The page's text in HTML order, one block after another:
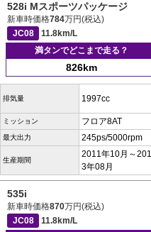
528i Mスポーツパッケージ
新車時価格784万円(税込)
JC08
11.8km/L
満タンでどこまで走る？
826km
排気量 1997cc
ミッション フロア8AT
最大出力 245ps/5000rpm
生産期間
2011年10月～201
3年08月
535i
新車時価格870万円(税込)
JC08
11.8km/L